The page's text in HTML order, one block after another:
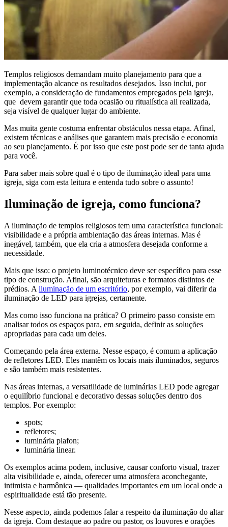
Templos religiosos demandam muito planejamento para que a
implementação alcance os resultados desejados. Isso inclui, por
exemplo, a consideração de fundamentos empregados pela igreja,
que devem garantir que toda ocasião ou ritualística ali realizada,
seja visível de qualquer lugar do ambiente.
Mas muita gente costuma enfrentar obstáculos nessa etapa. Afinal,
existem técnicas e análises que garantem mais precisão e economia
ao seu planejamento. É por isso que este post pode ser de tanta ajuda
para você.
Para saber mais sobre qual é o tipo de iluminação ideal para uma
igreja, siga com esta leitura e entenda tudo sobre o assunto!
Iluminação de igreja, como funciona?
A iluminação de templos religiosos tem uma característica funcional:
visibilidade e a própria ambientação das áreas internas. Mas é
inegável, também, que ela cria a atmosfera desejada conforme a
necessidade.
Mais que isso: o projeto luminotécnico deve ser específico para esse
tipo de construção. Afinal, são arquiteturas e formatos distintos de
prédios. A iluminação de um escritório, por exemplo, vai diferir da
iluminação de LED para igrejas, certamente.
Mas como isso funciona na prática? O primeiro passo consiste em
analisar todos os espaços para, em seguida, definir as soluções
apropriadas para cada um deles.
Começando pela área externa. Nesse espaço, é comum a aplicação
de refletores LED. Eles mantêm os locais mais iluminados, seguros
e são também mais resistentes.
Nas áreas internas, a versatilidade de luminárias LED pode agregar
o equilíbrio funcional e decorativo dessas soluções dentro dos
templos. Por exemplo:
spots;
refletores;
luminária plafon;
luminária linear.
Os exemplos acima podem, inclusive, causar conforto visual, trazer
alta visibilidade e, ainda, oferecer uma atmosfera aconchegante,
intimista e harmônica — qualidades importantes em um local onde a
espiritualidade está tão presente.
Nesse aspecto, ainda podemos falar a respeito da iluminação do altar
da igreja. Com destaque ao padre ou pastor, os louvores e orações